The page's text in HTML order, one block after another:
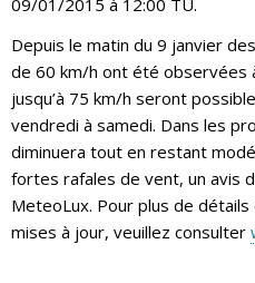
Depuis le matin du 9 janvier
de 60 km/h ont été observées
jusqu’à 75 km/h seront
vendredi à samedi. Dans les
diminuera tout en restant
fortes rafales de vent, un avis
MeteoLux. Pour plus de
mises à jour, veuillez consulter